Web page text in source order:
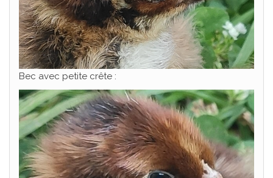
Bec avec petite crête :